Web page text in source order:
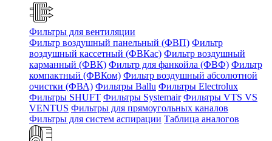
Фильтры для вентиляции
Фильтр воздушный панельный (ФВП) Фильтр
воздушный кассетный (ФВКас) Фильтр воздушный
карманный (ФВК) Фильтр для фанкойла (ФВФ) Фильтр
компактный (ФВКом) Фильтр воздушный абсолютной
очистки (ФВА) Фильтры Ballu Фильтры Electrolux
Фильтры SHUFT Фильтры Systemair Фильтры VTS VS
VENTUS Фильтры для прямоугольных каналов
Фильтры для систем аспирации Таблица аналогов